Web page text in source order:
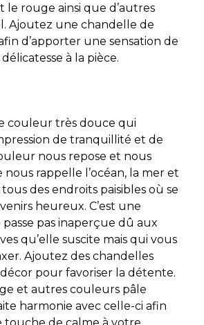
le rouge ainsi que d’autres
Ajoutez une chandelle de
d’apporter une sensation de
à la pièce.
couleur très douce qui
de tranquillité et de
nous repose et nous
rappelle l’océan, la mer et
des endroits paisibles où se
heureux. C’est une
pas inaperçue dû aux
qu’elle suscite mais qui vous
Ajoutez des chandelles
pour favoriser la détente.
et autres couleurs pâle
harmonie avec celle-ci afin